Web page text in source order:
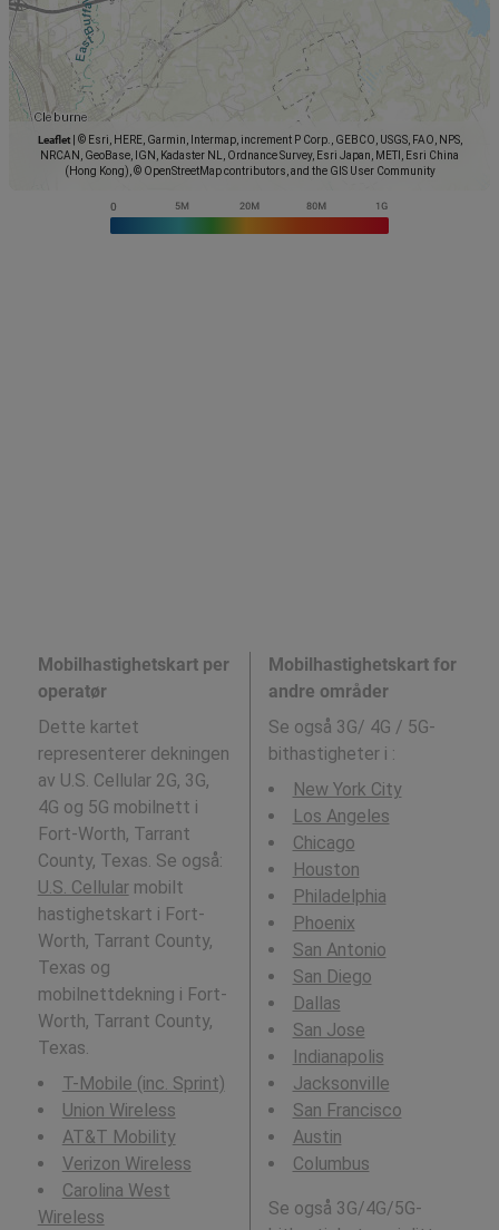
Leaflet
© Esri, HERE, Garmin, Intermap, increment P Corp., GEBCO, USGS, FAO, NPS,
NRCAN, GeoBase, IGN, Kadaster NL, Ordnance Survey, Esri Japan, METI, Esri China
(Hong Kong), © OpenStreetMap contributors, and the GIS User Community
Mobilhastighetskart per
operatør
Dette kartet
representerer dekningen
av U.S. Cellular 2G, 3G,
4G og 5G mobilnett i
Fort-Worth, Tarrant
County, Texas. Se også:
U.S. Cellularmobilt
hastighetskart i Fort-
Worth, Tarrant County,
Texas og
mobilnettdekning i Fort-
Worth, Tarrant County,
Texas.
T-Mobile (inc. Sprint)
Union Wireless
AT&T Mobility
Verizon Wireless
Carolina West
Wireless
Mobilhastighetskart for
andre områder
Se også 3G/ 4G / 5G-
bithastigheter i :
New York City
Los Angeles
Chicago
Houston
Philadelphia
Phoenix
San Antonio
San Diego
Dallas
San Jose
Indianapolis
Jacksonville
San Francisco
Austin
Columbus
Se også 3G/4G/5G-